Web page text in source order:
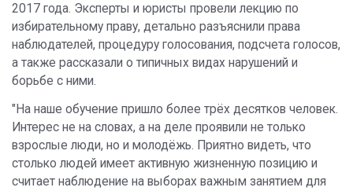
2017 года. Эксперты и юристы провели лекцию по
избирательному праву, детально разъяснили права
наблюдателей, процедуру голосования, подсчета голосов,
а также рассказали о типичных видах нарушений и
борьбе с ними.
"На наше обучение пришло более трёх десятков человек.
Интерес не на словах, а на деле проявили не только
взрослые люди, но и молодёжь. Приятно видеть, что
столько людей имеет активную жизненную позицию и
считает наблюдение на выборах важным занятием для